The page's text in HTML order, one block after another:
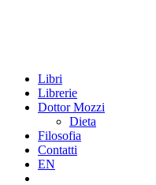
Libri
Librerie
Dottor Mozzi
Dieta
Filosofia
Contatti
EN